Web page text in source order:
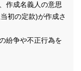
作成名義人の意思
初の定款)が作成さ
紛争や不正行為を